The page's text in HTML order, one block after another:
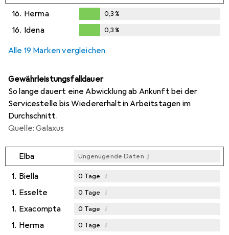
0,3%
16. Herma
0,3%
0,3%
16. Idena 0,3%
Alle 19 Marken vergleichen
Gewährleistungsfalldauer
So lange dauert eine Abwicklung ab Ankunft bei der
Servicestelle bis Wiedererhalt in Arbeitstagen im
Durchschnitt.
Quelle: Galaxus
Elba Ungenügende Daten i
1. Biella 0 Tage i
1. Esselte 0 Tage i
1. Exacompta 0 Tage i
1. Herma 0 Tage i